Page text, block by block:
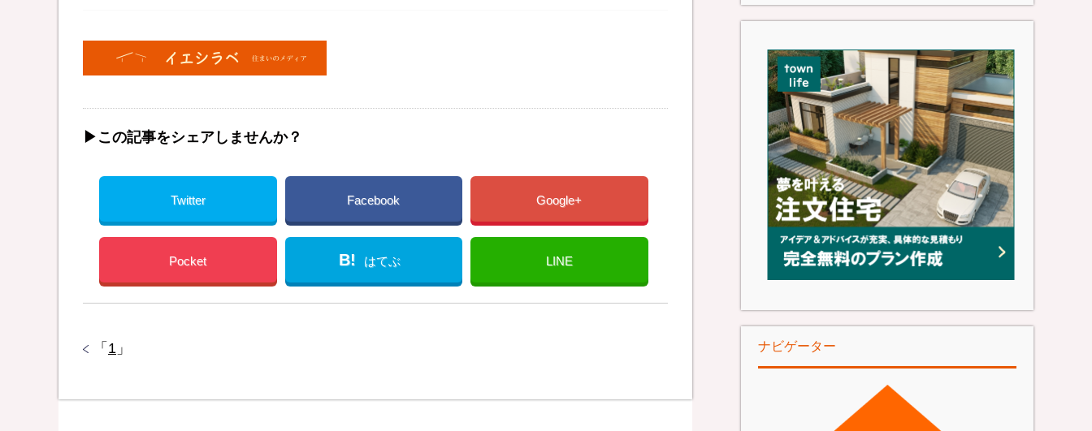
▶︎この記事をシェアしませんか？
Twitter Facebook Google+
Pocket B! はてぶ LINE
「 1 」 ナビゲーター